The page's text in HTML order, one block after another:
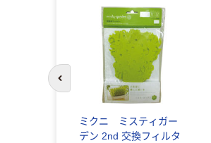
ミクニ ミスティガー
デン 2nd 交換フィルタ
前のスライドへ